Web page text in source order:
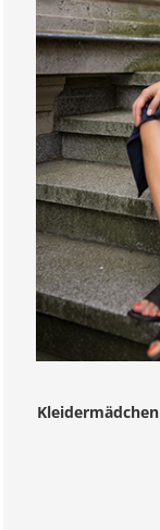
Kleidermädchen